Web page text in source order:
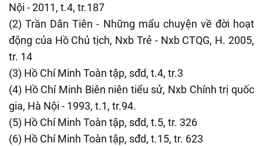
Nội - 2011, t.4, tr.187
(2) Trần Dân Tiên - Những mẩu chuyện về đời hoạt
động của Hồ Chủ tịch, Nxb Trẻ - Nxb CTQG, H. 2005,
tr. 14
(3) Hồ Chí Minh Toàn tập, sđd, t.4, tr.3
(4) Hồ Chí Minh Biên niên tiểu sử, Nxb Chính trị quốc
gia, Hà Nội - 1993, t.1, tr.94.
(5) Hồ Chí Minh Toàn tập, sđd, t.5, tr. 326
(6) Hồ Chí Minh Toàn tập, sđd, t.15, tr. 623